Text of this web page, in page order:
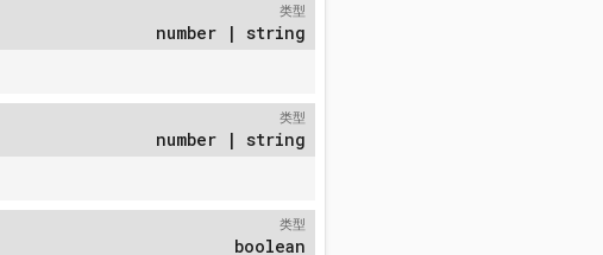
类型
number | string
类型
number | string
类型
boolean